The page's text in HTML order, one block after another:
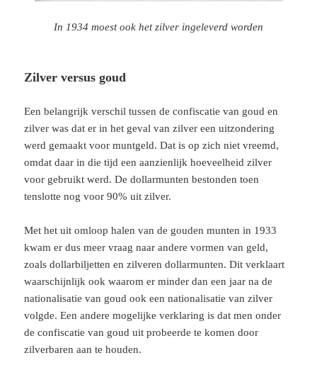
In 1934 moest ook het zilver ingeleverd worden
Zilver versus goud
Een belangrijk verschil tussen de confiscatie van goud en
zilver was dat er in het geval van zilver een uitzondering
werd gemaakt voor muntgeld. Dat is op zich niet vreemd,
omdat daar in die tijd een aanzienlijk hoeveelheid zilver
voor gebruikt werd. De dollarmunten bestonden toen
tenslotte nog voor 90% uit zilver.
Met het uit omloop halen van de gouden munten in 1933
kwam er dus meer vraag naar andere vormen van geld,
zoals dollarbiljetten en zilveren dollarmunten. Dit verklaart
waarschijnlijk ook waarom er minder dan een jaar na de
nationalisatie van goud ook een nationalisatie van zilver
volgde. Een andere mogelijke verklaring is dat men onder
de confiscatie van goud uit probeerde te komen door
zilverbaren aan te houden.